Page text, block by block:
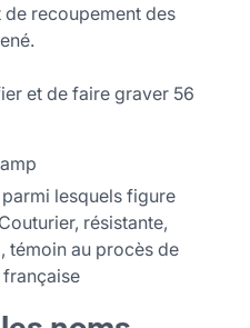
recoupement des
et de faire graver 56
lesquels figure
résistante,
témoin au procès de